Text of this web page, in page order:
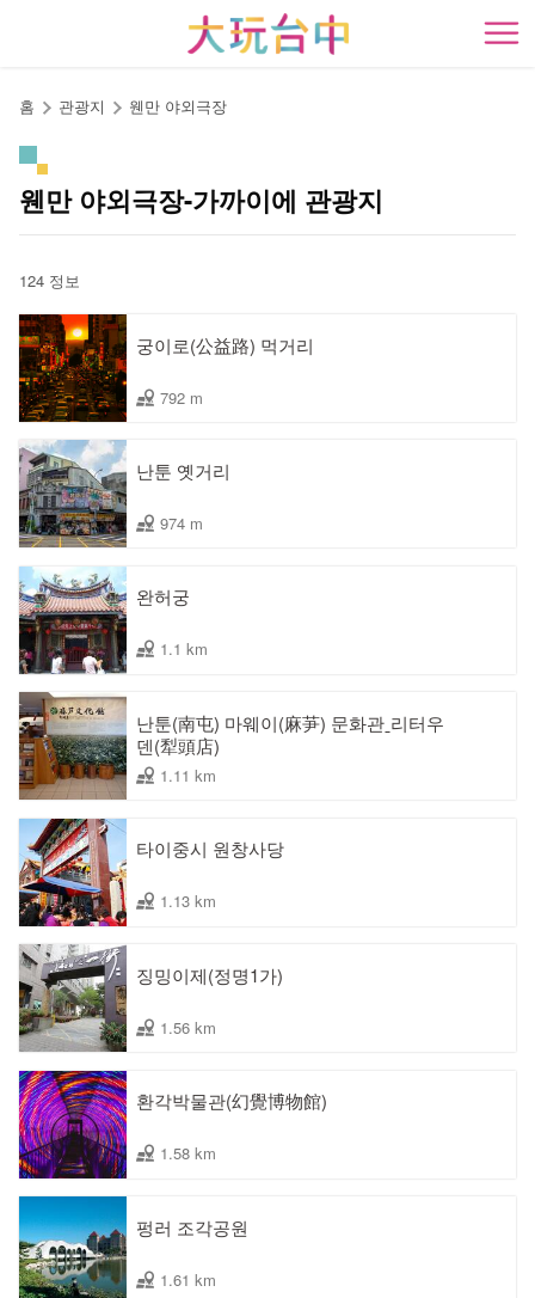
開
홈 관광지 웬만 야외극장
웬만 야외극장-가까이에 관광지
124 정보
궁이로(公益路) 먹거리
792 m
난툰 옛거리
974 m
완허궁
1.1 km
난툰(南屯) 마웨이(麻芛) 문화관ˍ리터우
덴(犁頭店)
1.11 km
타이중시 원창사당
1.13 km
징밍이제(정명1가)
1.56 km
환각박물관(幻覺博物館)
1.58 km
펑러 조각공원
1.61 km